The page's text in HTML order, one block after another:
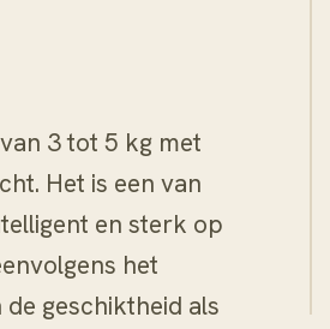
3 tot 5 kg met
Het is een van
en sterk op
het
geschiktheid als